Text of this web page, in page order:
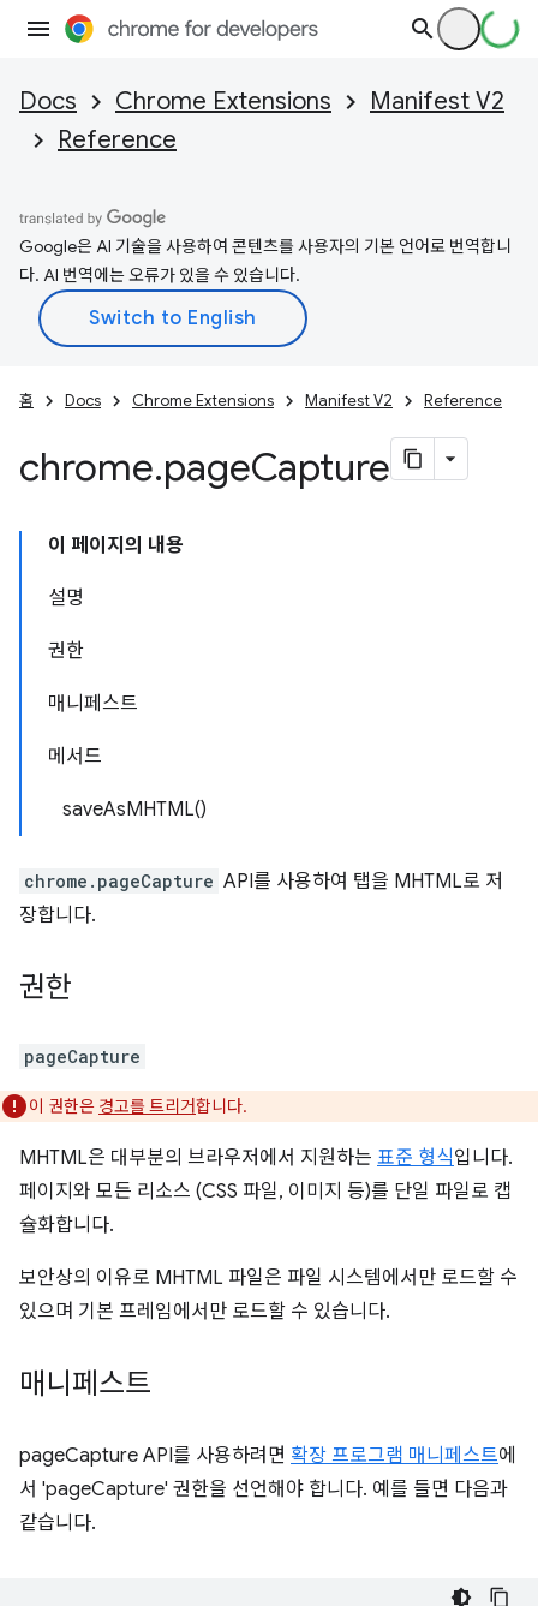
Docs Chrome Extensions
Manifest V2
Reference
Google은 AI 기술을 사용하여 콘텐츠를 사용자의 기본 언어로 번역합니
다. AI 번역에는 오류가 있을 수 있습니다.
홈 Docs Chrome Extensions Manifest V2 Reference
chrome.pageCapture
이 페이지의 내용
설명
권한
매니페스트
메서드
saveAsMHTML()
chrome.pageCapture API를 사용하여 탭을 MHTML로 저
장합니다.
권한
pageCapture
이 권한은 경고를 트리거합니다.
MHTML은 대부분의 브라우저에서 지원하는 표준 형식입니다.
페이지와 모든 리소스 (CSS 파일, 이미지 등)를 단일 파일로 캡
슐화합니다.
보안상의 이유로 MHTML 파일은 파일 시스템에서만 로드할 수
있으며 기본 프레임에서만 로드할 수 있습니다.
매니페스트
pageCapture API를 사용하려면 확장 프로그램 매니페스트에
서 'pageCapture' 권한을 선언해야 합니다. 예를 들면 다음과
같습니다.